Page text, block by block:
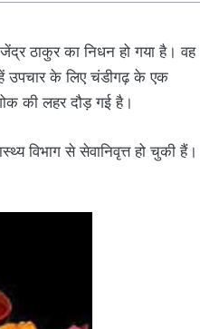
ठाकुर का निधन हो गया है। वह
उपचार के लिए चंडीगढ़ के एक
की लहर दौड़ गई है।
विभाग से सेवानिवृत्त हो चुकी हैं।